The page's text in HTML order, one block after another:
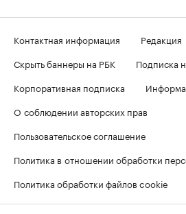
Контактная информация
Редакция
Скрыть баннеры на РБК
Подписка
Корпоративная подписка
О соблюдении авторских прав
Пользовательское соглашение
Политика в отношении обработки
Политика обработки файлов cookie